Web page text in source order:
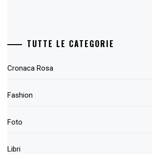
TUTTE LE CATEGORIE
Cronaca Rosa
Fashion
Foto
Libri